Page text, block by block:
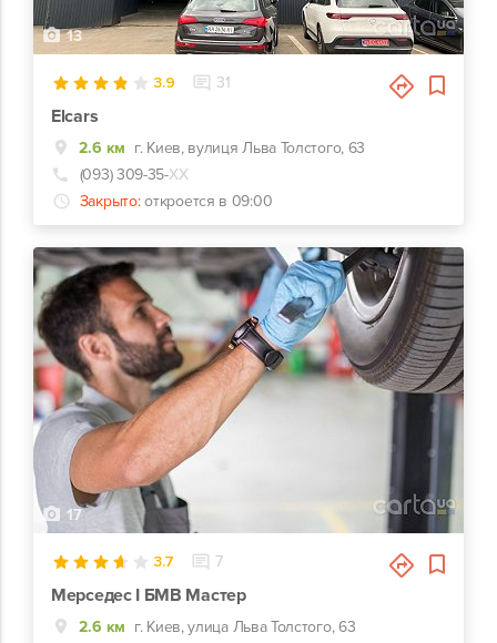
13
3.9 31
Elcars
2.6 км г. Киев, вулиця Льва Толстого, 63
(093) 309-35-ХХ
Закрыто: откроется в 09:00
17
3.7 7
Мерседес І БМВ Мастер
2.6 км г. Киев, улица Льва Толстого, 63